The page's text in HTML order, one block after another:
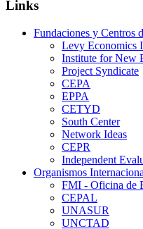
Links
Fundaciones y Centros
Levy Economics
Institute for New
Project Syndicate
CEPA
EPPA
CETYD
South Center
Network Ideas
CEPR
Independent
Organismos
FMI - Oficina de
CEPAL
UNASUR
UNCTAD